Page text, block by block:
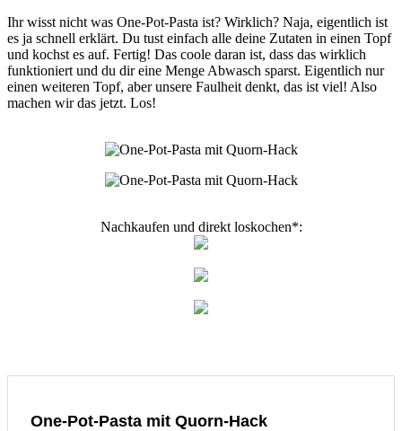
Ihr wisst nicht was One-Pot-Pasta ist? Wirklich? Naja, eigentlich ist
es ja schnell erklärt. Du tust einfach alle deine Zutaten in einen Topf
und kochst es auf. Fertig! Das coole daran ist, dass das wirklich
funktioniert und du dir eine Menge Abwasch sparst. Eigentlich nur
einen weiteren Topf, aber unsere Faulheit denkt, das ist viel! Also
machen wir das jetzt. Los!
Nachkaufen und direkt loskochen*:
One-Pot-Pasta mit Quorn-Hack